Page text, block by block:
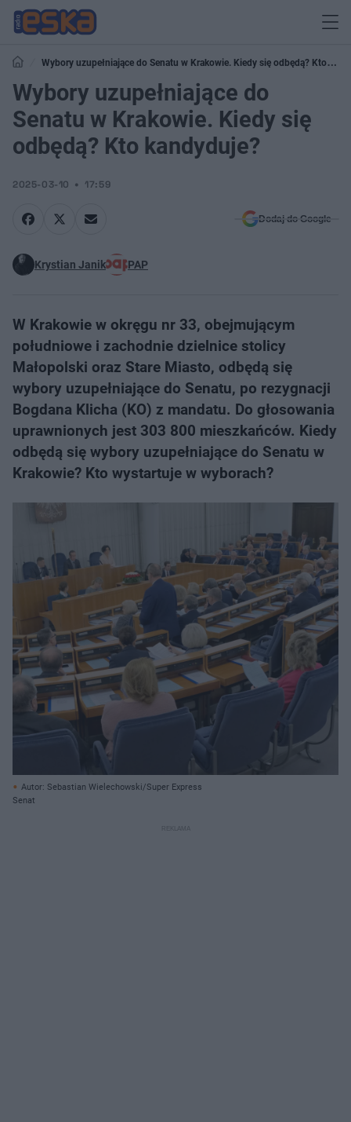
Wybory uzupełniające do Senatu w Krakowie. Kiedy się odbędą? Kto
kandyduje?
Wybory uzupełniające do
Senatu w Krakowie. Kiedy się
odbędą? Kto kandyduje?
2025-03-10 17:59
Dodaj do Google
Krystian Janik PAP
W Krakowie w okręgu nr 33, obejmującym
południowe i zachodnie dzielnice stolicy
Małopolski oraz Stare Miasto, odbędą się
wybory uzupełniające do Senatu, po rezygnacji
Bogdana Klicha (KO) z mandatu. Do głosowania
uprawnionych jest 303 800 mieszkańców. Kiedy
odbędą się wybory uzupełniające do Senatu w
Krakowie? Kto wystartuje w wyborach?
Autor: Sebastian Wielechowski/Super Express
Senat